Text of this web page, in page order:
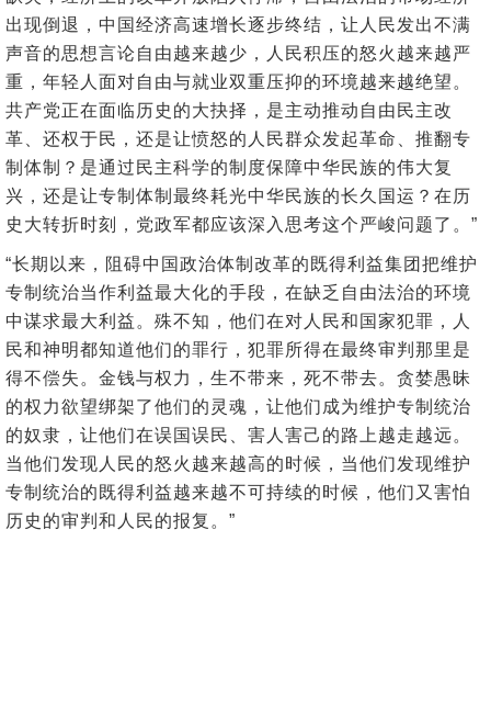
出现倒退，中国经济高速增长逐步终结，让人民发出不满
声音的思想言论自由越来越少，人民积压的怒火越来越严
重，年轻人面对自由与就业双重压抑的环境越来越绝望。
共产党正在面临历史的大抉择，是主动推动自由民主改
革、还权于民，还是让愤怒的人民群众发起革命、推翻专
制体制？是通过民主科学的制度保障中华民族的伟大复
兴，还是让专制体制最终耗光中华民族的长久国运？在历
史大转折时刻，党政军都应该深入思考这个严峻问题了。”
“长期以来，阻碍中国政治体制改革的既得利益集团把维护
专制统治当作利益最大化的手段，在缺乏自由法治的环境
中谋求最大利益。殊不知，他们在对人民和国家犯罪，人
民和神明都知道他们的罪行，犯罪所得在最终审判那里是
得不偿失。金钱与权力，生不带来，死不带去。贪婪愚昧
的权力欲望绑架了他们的灵魂，让他们成为维护专制统治
的奴隶，让他们在误国误民、害人害己的路上越走越远。
当他们发现人民的怒火越来越高的时候，当他们发现维护
专制统治的既得利益越来越不可持续的时候，他们又害怕
历史的审判和人民的报复。”